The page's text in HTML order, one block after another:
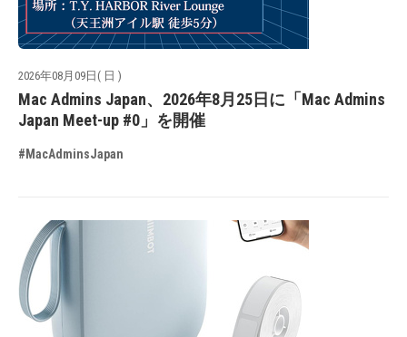
2026年08月09日( 日 )
Mac Admins Japan、2026年8月25日に「Mac Admins
Japan Meet-up #0」を開催
#MacAdminsJapan